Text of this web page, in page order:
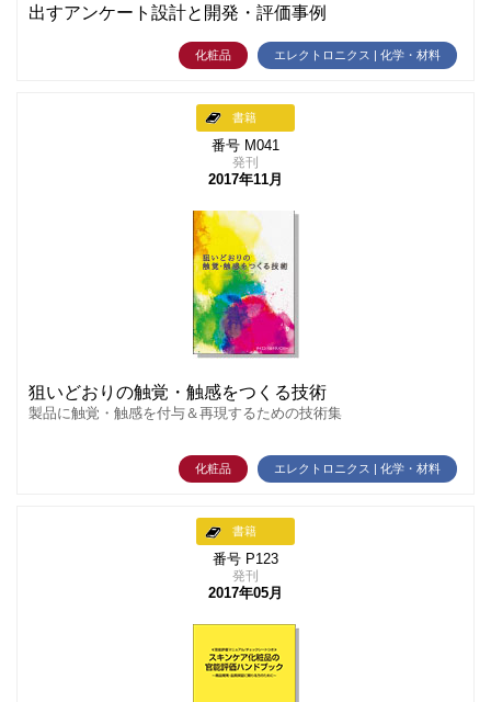
出すアンケート設計と開発・評価事例
化粧品 エレクトロニクス | 化学・材料
書籍
番号 M041
発刊
2017年11月
狙いどおりの触覚・触感をつくる技術
製品に触覚・触感を付与＆再現するための技術集
化粧品 エレクトロニクス | 化学・材料
書籍
番号 P123
発刊
2017年05月